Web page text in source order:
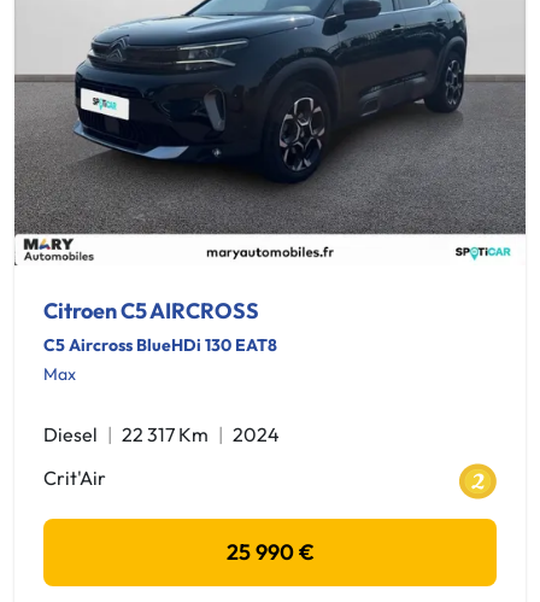
Citroen C5 AIRCROSS
C5 Aircross BlueHDi 130 EAT8
Max
Diesel 22 317 Km
2024
Crit'Air
25 990 €